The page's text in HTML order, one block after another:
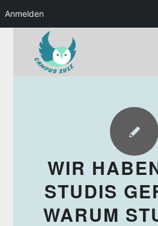
Anmelden
WIR
STUDIS
WARUM